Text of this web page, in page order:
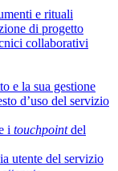
e rituali
di progetto
collaborativi
e la sua gestione
d’uso del servizio
i touchpointdel
utente del servizio